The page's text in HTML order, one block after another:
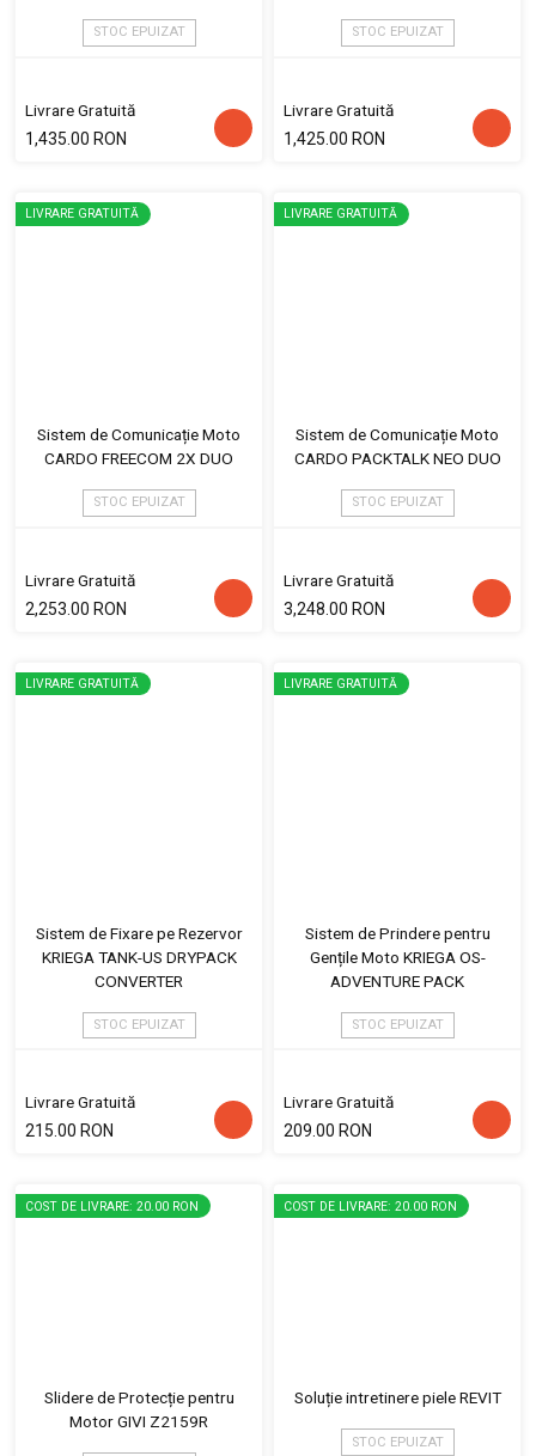
STOC EPUIZAT
Livrare Gratuită
1,435.00 RON
STOC EPUIZAT
Livrare Gratuită
1,425.00 RON
LIVRARE GRATUITĂ
Sistem de Comunicație Moto
CARDO FREECOM 2X DUO
STOC EPUIZAT
Livrare Gratuită
2,253.00 RON
LIVRARE GRATUITĂ
Sistem de Comunicație Moto
CARDO PACKTALK NEO DUO
STOC EPUIZAT
Livrare Gratuită
3,248.00 RON
LIVRARE GRATUITĂ
Sistem de Fixare pe Rezervor
KRIEGA TANK-US DRYPACK
CONVERTER
STOC EPUIZAT
Livrare Gratuită
215.00 RON
LIVRARE GRATUITĂ
Sistem de Prindere pentru
Gențile Moto KRIEGA OS-
ADVENTURE PACK
STOC EPUIZAT
Livrare Gratuită
209.00 RON
COST DE LIVRARE: 20.00 RON
Slidere de Protecție pentru
Motor GIVI Z2159R
COST DE LIVRARE: 20.00 RON
Soluție intretinere piele REVIT
STOC EPUIZAT